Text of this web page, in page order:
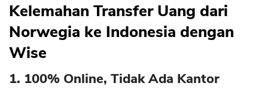
Kelemahan Transfer Uang dari
Norwegia ke Indonesia dengan
Wise
1. 100% Online, Tidak Ada Kantor